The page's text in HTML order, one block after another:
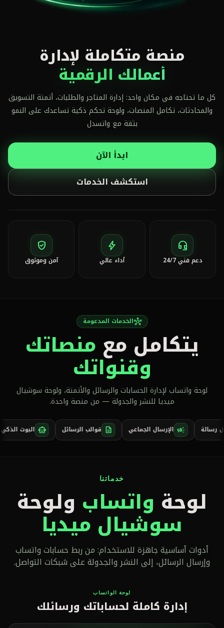
منصة متكاملة لإدارة
أعمالك الرقمية
كل ما تحتاجه في مكان واحد: إدارة المتاجر والطلبات، أتمتة التسويق
والمحادثات، تكامل المنصات، ولوحة تحكم ذكية تساعدك على النمو
بثقة مع واتسدل
ابدأ الآن
استكشف الخدمات
headset_mic
دعم فني 24/7
bolt
أداء عالي
verified_user
آمن وموثوق
hubالخدمات المدعومة
يتكامل مع منصاتك
وقنواتك
لوحة واتساب لإدارة الحسابات والرسائل والأتمتة، ولوحة سوشيال
ميديا للنشر والجدولة — من منصة واحدة.
mark_chat_read إرسال رسالة campaign الإرسال الجماعي description قوالب الرسائل
خدماتنا
لوحة واتساب ولوحة
سوشيال ميديا
أدوات أساسية جاهزة للاستخدام: من ربط حسابات واتساب
وإرسال الرسائل، إلى النشر والجدولة على شبكات التواصل.
لوحة الواتساب
إدارة كاملة لحساباتك ورسائلك